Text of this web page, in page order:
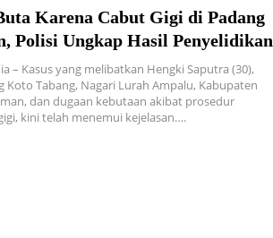
Karena Cabut Gigi di Padang
Polisi Ungkap Hasil Penyelidikan
– Kasus yang melibatkan Hengki Saputra (30),
Koto Tabang, Nagari Lurah Ampalu, Kabupaten
dan dugaan kebutaan akibat prosedur
kini telah menemui kejelasan….